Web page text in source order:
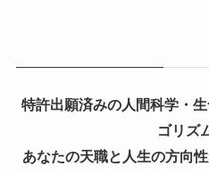
特許出願済みの人間科学・
ゴリズ
あなたの天職と人生の方向